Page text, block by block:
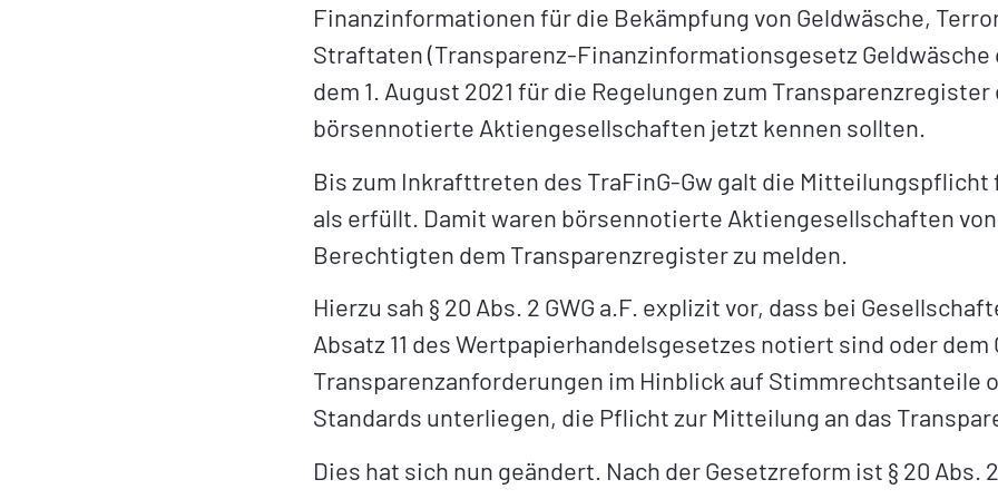
Finanzinformationen für die Bekämpfung von Geldwäsche,
Straftaten (Transparenz-Finanzinformationsgesetz Geldwäsche
dem 1. August 2021 für die Regelungen zum
börsennotierte Aktiengesellschaften jetzt kennen sollten.
Bis zum Inkrafttreten des TraFinG-Gw galt die
als erfüllt. Damit waren börsennotierte Aktiengesellschaften
Berechtigten dem Transparenzregister zu melden.
Hierzu sah § 20 Abs. 2 GWG a.F. explizit vor, dass bei
Absatz 11 des Wertpapierhandelsgesetzes notiert sind oder
Transparenzanforderungen im Hinblick auf
Standards unterliegen, die Pflicht zur Mitteilung an das
Dies hat sich nun geändert. Nach der Gesetzreform ist § 20 Abs.